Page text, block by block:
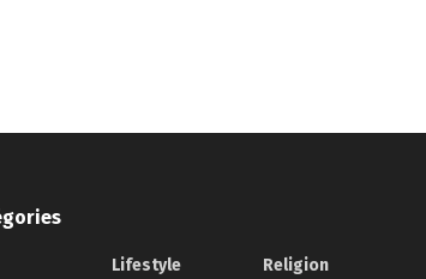
Lifestyle
Religion